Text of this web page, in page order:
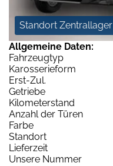
Standort Zentrallager
Allgemeine Daten:
Fahrzeugtyp
Karosserieform
Erst-Zul.
Getriebe
Kilometerstand
Anzahl der Türen
Farbe
Standort
Lieferzeit
Unsere Nummer